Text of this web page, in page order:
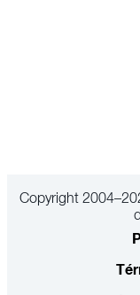
Copyright